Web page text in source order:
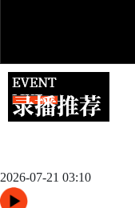
2026-07-21 03:10